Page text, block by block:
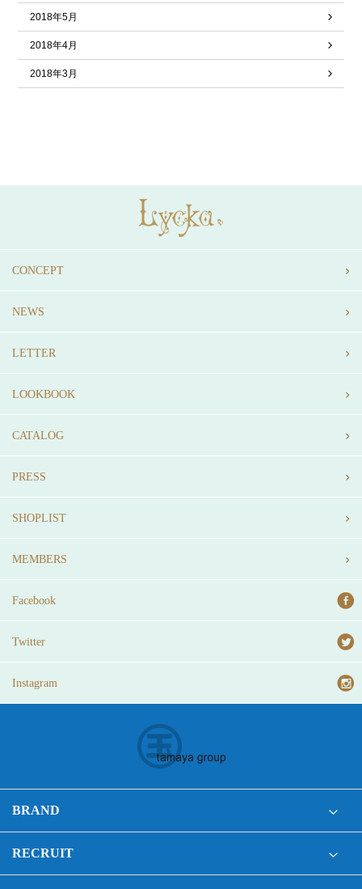
2018年5月
2018年4月
2018年3月
CONCEPT
NEWS
LETTER
LOOKBOOK
CATALOG
PRESS
SHOPLIST
MEMBERS
Facebook
Twitter
Instagram
BRAND
RECRUIT